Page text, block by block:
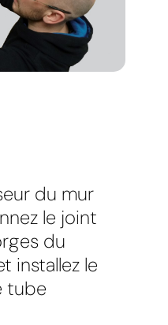
du mur
le joint
du
installez le
tube